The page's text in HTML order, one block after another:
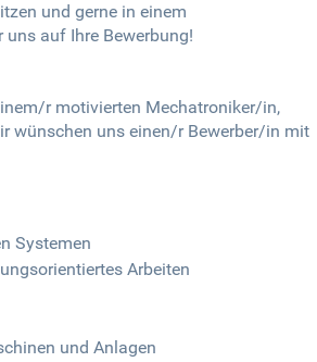
und gerne in einem
auf Ihre Bewerbung!
r motivierten Mechatroniker/in,
wünschen uns einen/r Bewerber/in mit
Systemen
Arbeiten
und Anlagen